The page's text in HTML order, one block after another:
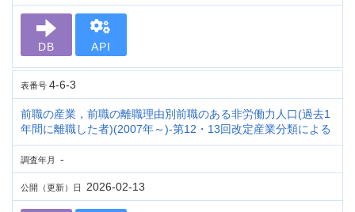
DB API
表番号 4-6-3
前職の産業，前職の離職理由別前職のある非労働力人口(過去1
年間に離職した者)(2007年～)-第12・13回改定産業分類による
調査年月 -
公開（更新）日 2026-02-13